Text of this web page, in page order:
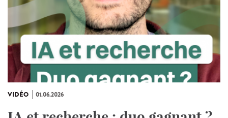
VIDÉO 01.06.2026